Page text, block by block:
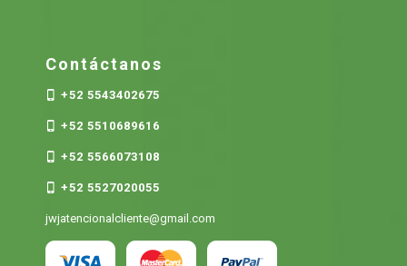
Contáctanos
+52 5543402675
+52 5510689616
+52 5566073108
+52 5527020055
jwjatencionalcliente@gmail.com